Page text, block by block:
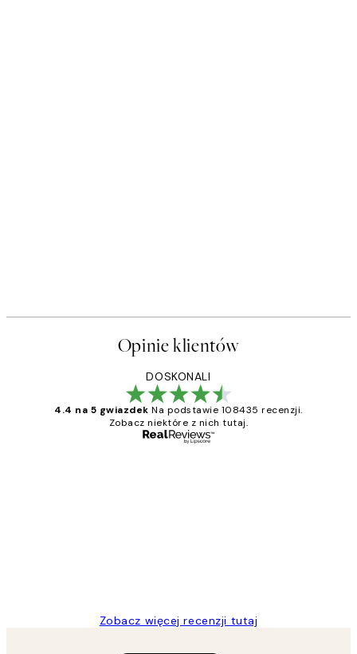
Opinie klientów
DOSKONALI
4.4 na 5 gwiazdek Na podstawie 108435 recenzji.
Zobacz niektóre z nich tutaj.
Zobacz więcej recenzji tutaj